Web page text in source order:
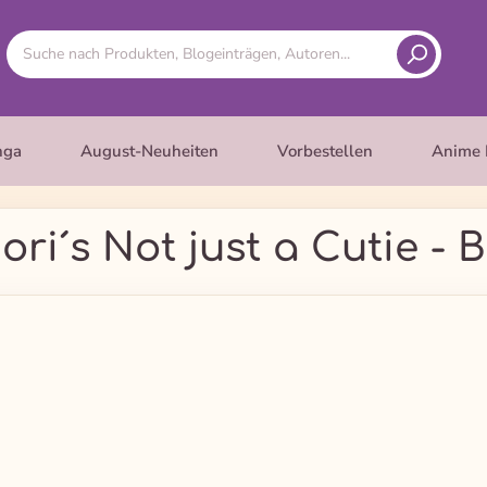
August-Neuheiten Vorbestellen Anime
Not just a Cutie -